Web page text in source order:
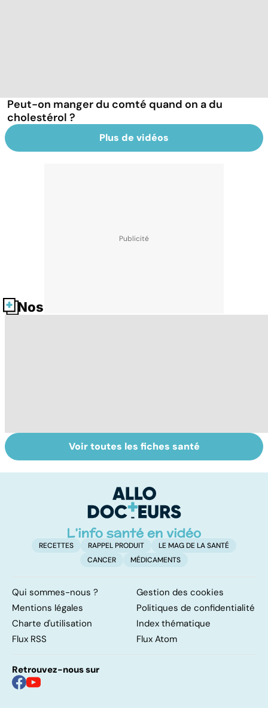
Peut-on manger du comté quand on a du
cholestérol ?
Plus de vidéos
Nos fiches santé
Le magnésium,
un oligo-élément
Intestin irritable :
le régime
solution ?
Voir toutes les fiches santé
RECETTES RAPPEL PRODUIT
LE MAG DE LA SANTÉ
CANCER
MÉDICAMENTS
Qui sommes-nous ?
Gestion des cookies
Mentions légales
Politiques de confidentialité
Charte d'utilisation
Index thématique
Flux RSS
Flux Atom
Retrouvez-nous sur